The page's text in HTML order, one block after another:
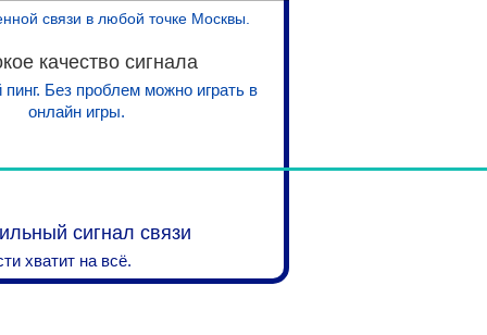
связи в любой точке Москвы.
качество сигнала
Без проблем можно играть в
онлайн игры.
сигнал связи
хватит на всё.